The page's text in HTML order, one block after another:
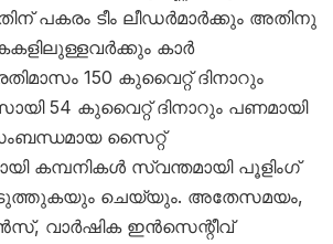
പകരം ടീം ലീഡർമാർക്കും അതിനു
കാർ
150 കുവൈറ്റ് ദിനാറും
54 കുവൈറ്റ് ദിനാറും പണമായി
സൈറ്റ്
കമ്പനികൾ സ്വന്തമായി പൂളിംഗ്
ചെയ്യും. അതേസമയം,
വാർഷിക ഇൻസെന്റീവ്